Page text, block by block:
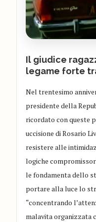
Il giudice
legame forte
Nel trentesimo
presidente della
ricordato con queste
uccisione di Rosario
resistere alle
logiche
le fondamenta dello
portare alla luce lo
“concentrando
malavita organizzata